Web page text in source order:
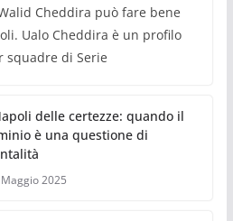
Cheddira può fare bene
Ualo Cheddira è un profilo
squadre di Serie
delle certezze: quando il
è una questione di
2025